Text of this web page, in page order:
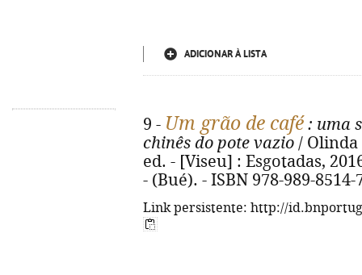
ADICIONAR À LISTA
9 - Um grão de café : uma
chinês do pote vazio / Olinda
ed. - [Viseu] : Esgotadas,
- (Bué). - ISBN 978-989-8514-
Link persistente: http://